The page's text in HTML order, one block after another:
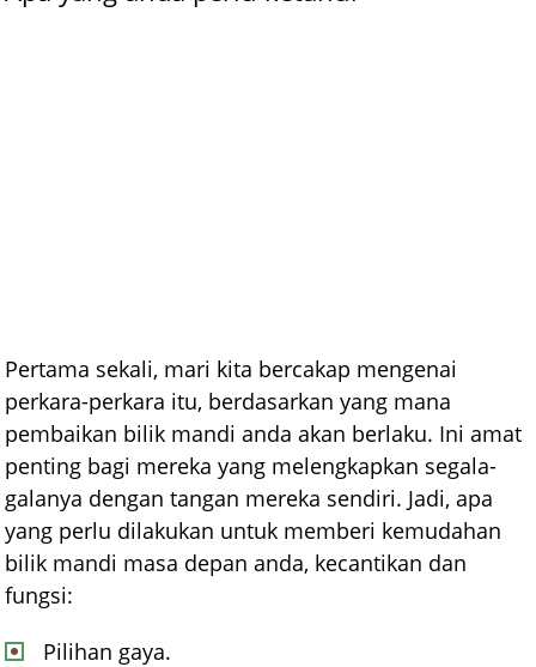
Pertama sekali, mari kita bercakap mengenai
perkara-perkara itu, berdasarkan yang mana
pembaikan bilik mandi anda akan berlaku. Ini amat
penting bagi mereka yang melengkapkan segala-
galanya dengan tangan mereka sendiri. Jadi, apa
yang perlu dilakukan untuk memberi kemudahan
bilik mandi masa depan anda, kecantikan dan
fungsi:
Pilihan gaya.